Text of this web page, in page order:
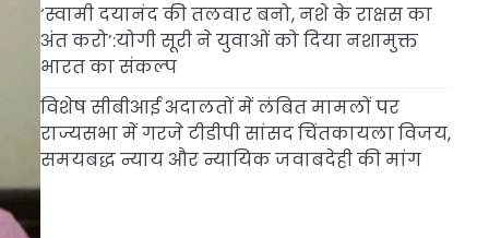
‘स्वामी दयानंद की तलवार बनो, नशे के राक्षस का
अंत करो’:योगी सूरी ने युवाओं को दिया नशामुक्त
भारत का संकल्प
विशेष सीबीआई अदालतों में लंबित मामलों पर
राज्यसभा में गरजे टीडीपी सांसद चिंतकायला विजय,
समयबद्ध न्याय और न्यायिक जवाबदेही की मांग